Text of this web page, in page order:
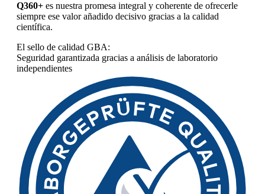
Q360+ es nuestra promesa integral y coherente de ofrecerle
siempre ese valor añadido decisivo gracias a la calidad
científica.
El sello de calidad GBA:
Seguridad garantizada gracias a análisis de laboratorio
independientes